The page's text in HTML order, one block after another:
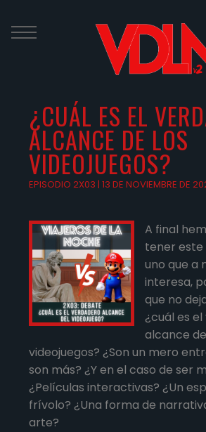
to
content
¿CUÁL ES EL
ALCANCE DE LOS
VIDEOJUEGOS?
EPISODIO 2X03 | 13 DE NOVIEMBRE DE
A final
tener este
uno que a
interesa,
que no
¿cuál es
alcance
videojuegos? ¿Son un mero
son más? ¿Y en el caso de ser
¿Películas interactivas? ¿Un
frívolo? ¿Una forma de
arte?